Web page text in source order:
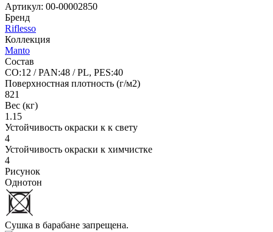
Артикул: 00-00002850
Бренд
Riflesso
Коллекция
Manto
Состав
CO:12 / PAN:48 / PL, PES:40
Поверхностная плотность (г/м2)
821
Вес (кг)
1.15
Устойчивость окраски к к свету
4
Устойчивость окраски к химчистке
4
Рисунок
Однотон
Сушка в барабане запрещена.